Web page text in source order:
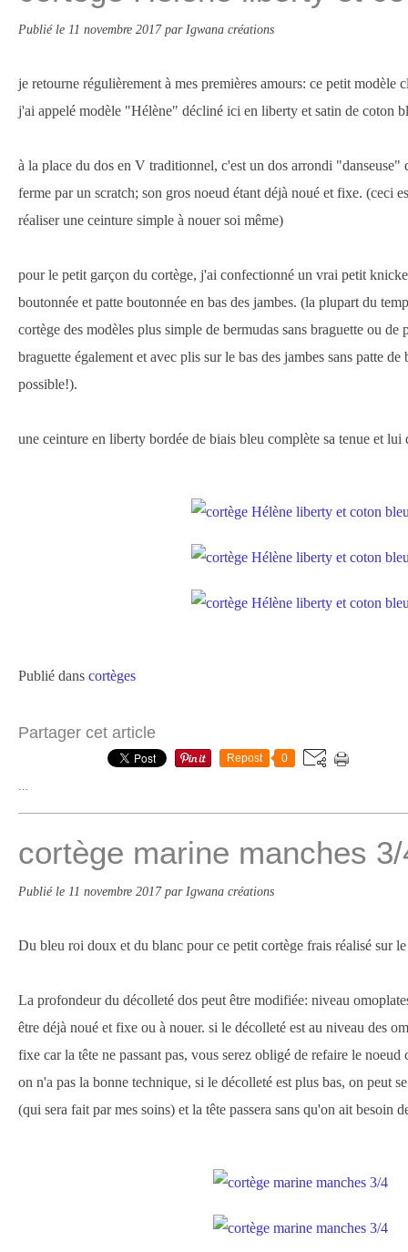
Publié le 11 novembre 2017par Igwana créations
je retourne régulièrement à mes premières amours: ce petit modèle
j'ai appelé modèle "Hélène" décliné ici en liberty et satin de coton
à la place du dos en V traditionnel, c'est un dos arrondi "danseuse"
ferme par un scratch; son gros noeud étant déjà noué et fixe. (ceci
réaliser une ceinture simple à nouer soi même)
pour le petit garçon du cortège, j'ai confectionné un vrai petit
boutonnée et patte boutonnée en bas des jambes. (la plupart du
cortège des modèles plus simple de bermudas sans braguette ou de
braguette également et avec plis sur le bas des jambes sans patte de
possible!).
une ceinture en liberty bordée de biais bleu complète sa tenue et
Publié dans cortèges
Partager cet article
Repost 0
cortège marine manches
Publié le 11 novembre 2017par Igwana créations
Du bleu roi doux et du blanc pour ce petit cortège frais réalisé sur
La profondeur du décolleté dos peut être modifiée: niveau
être déjà noué et fixe ou à nouer. si le décolleté est au niveau des
fixe car la tête ne passant pas, vous serez obligé de refaire le
on n'a pas la bonne technique, si le décolleté est plus bas, on peut
(qui sera fait par mes soins) et la tête passera sans qu'on ait besoin